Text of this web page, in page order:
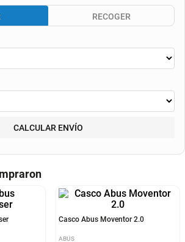
de
la tasa aplicable al momento del otorgamiento del
así como de los costos de fianza, seguro ocostos de
y en el contrato.